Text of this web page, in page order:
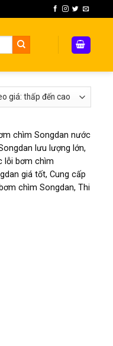
chìm Songdan nước
lưu lượng lớn,
lỗi bơm chìm
giá tốt, Cung cấp
chìm Songdan, Thi